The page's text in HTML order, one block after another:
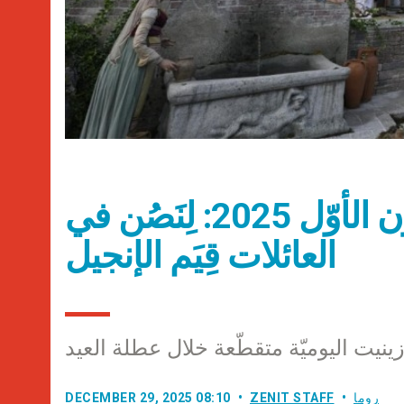
عناوين نشرة الاثنين 29 كانون الأوّل 2025: لِنَصُن في
العائلات قِيَم الإنجيل
اليوميّة متقطّعة خلال عطلة العيد
DECEMBER 29, 2025 08:10 ZENIT STAFF روما